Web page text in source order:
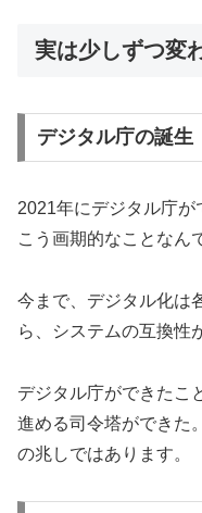
実は少しずつ変
デジタル庁の誕生
2021年にデジタル庁
こう画期的なことなん
今まで、デジタル化は
ら、システムの互換性
デジタル庁ができたこ
進める司令塔ができた
の兆しではあります。